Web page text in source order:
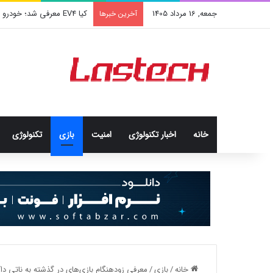
جمعه, 16 مرداد 1405 آخرین خبرها کشف جدید دانشمندان: برخی
خانه اخبار تکنولوژی امنيت بازی تکنولوژی
خانه/بازی/معرفی زودهنگام بازی‌های در گذشته به